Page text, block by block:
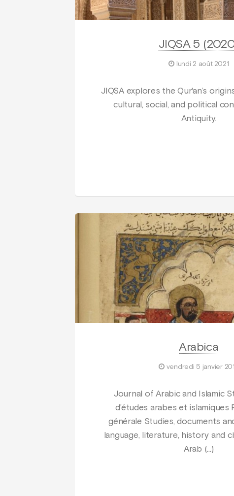
JIQSA 5
lundi 2 août 2021
JIQSA explores the Qur'an’s
cultural, social, and political
Antiquity.
Arabica
vendredi 5 janvier
Journal of Arabic and Islamic
d’études arabes et islamiques
générale Studies, documents
language, literature, history and
Arab (…)